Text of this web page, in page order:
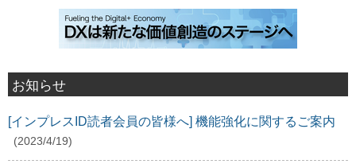
お知らせ
[インプレスID読者会員の皆様へ] 機能強化に関するご案内
(2023/4/19)